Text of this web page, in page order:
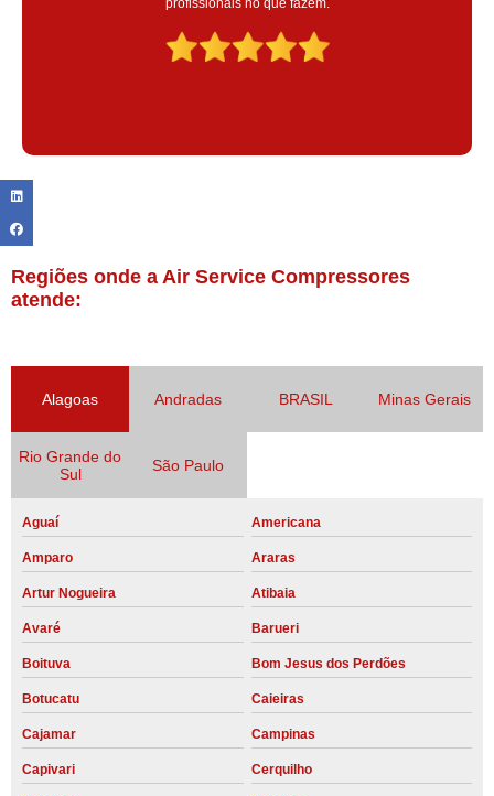
Claudinei excelente profissional!
Regiões onde a Air Service Compressores
atende:
Alagoas Andradas BRASIL Minas Gerais
Rio Grande do
Sul
São Paulo
Aguaí Americana
Amparo Araras
Artur Nogueira Atibaia
Avaré Barueri
Boituva Bom Jesus dos Perdões
Botucatu Caieiras
Cajamar Campinas
Capivari Cerquilho